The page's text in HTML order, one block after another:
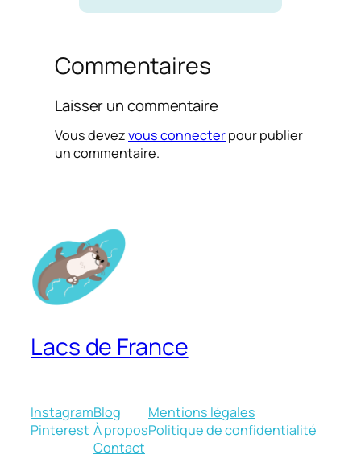
Commentaires
Laisser un commentaire
Vous devezvous connecterpour publier
un commentaire.
Lacs de France
Instagram
Pinterest
Blog
À propos
Contact
Mentions légales
Politique de confidentialité